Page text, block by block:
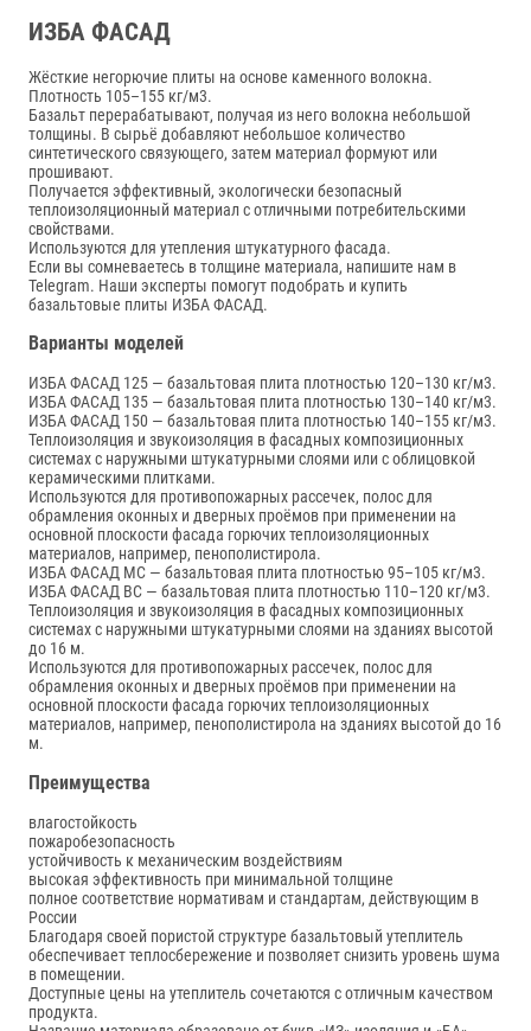
ИЗБА ФАСАД
Жёсткие негорючие плиты на основе каменного волокна.
Плотность 105–155 кг/м3.
Базальт перерабатывают, получая из него волокна небольшой
толщины. В сырьё добавляют небольшое количество
синтетического связующего, затем материал формуют или
прошивают.
Получается эффективный, экологически безопасный
теплоизоляционный материал с отличными потребительскими
свойствами.
Используются для утепления штукатурного фасада.
Если вы сомневаетесь в толщине материала, напишите нам в
Telegram. Наши эксперты помогут подобрать и купить
базальтовые плиты ИЗБА ФАСАД.
Варианты моделей
ИЗБА ФАСАД 125 — базальтовая плита плотностью 120–130 кг/м3.
ИЗБА ФАСАД 135 — базальтовая плита плотностью 130–140 кг/м3.
ИЗБА ФАСАД 150 — базальтовая плита плотностью 140–155 кг/м3.
Теплоизоляция и звукоизоляция в фасадных композиционных
системах с наружными штукатурными слоями или с облицовкой
керамическими плитками.
Используются для противопожарных рассечек, полос для
обрамления оконных и дверных проёмов при применении на
основной плоскости фасада горючих теплоизоляционных
материалов, например, пенополистирола.
ИЗБА ФАСАД МС — базальтовая плита плотностью 95–105 кг/м3.
ИЗБА ФАСАД ВС — базальтовая плита плотностью 110–120 кг/м3.
Теплоизоляция и звукоизоляция в фасадных композиционных
системах с наружными штукатурными слоями на зданиях высотой
до 16 м.
Используются для противопожарных рассечек, полос для
обрамления оконных и дверных проёмов при применении на
основной плоскости фасада горючих теплоизоляционных
материалов, например, пенополистирола на зданиях высотой до 16
м.
Преимущества
влагостойкость
пожаробезопасность
устойчивость к механическим воздействиям
высокая эффективность при минимальной толщине
полное соответствие нормативам и стандартам, действующим в
России
Благодаря своей пористой структуре базальтовый утеплитель
обеспечивает теплосбережение и позволяет снизить уровень шума
в помещении.
Доступные цены на утеплитель сочетаются с отличным качеством
продукта.